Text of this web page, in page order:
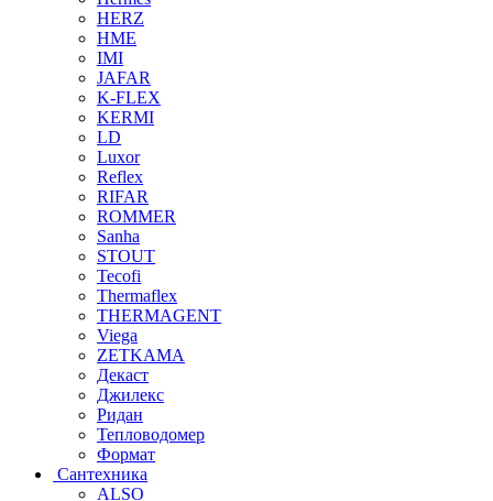
HERZ
HME
IMI
JAFAR
K-FLEX
KERMI
LD
Luxor
Reflex
RIFAR
ROMMER
Sanha
STOUT
Tecofi
Thermaflex
THERMAGENT
Viega
ZETKAMA
Декаст
Джилекс
Ридан
Тепловодомер
Формат
Сантехника
ALSO